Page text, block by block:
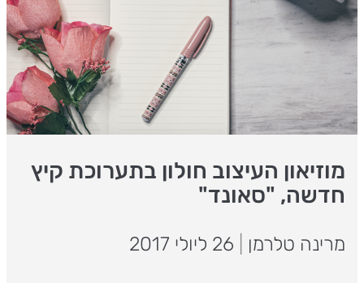
מוזיאון העיצוב חולון בתערוכת קיץ
חדשה, "סאונד"
מרינה טלרמן